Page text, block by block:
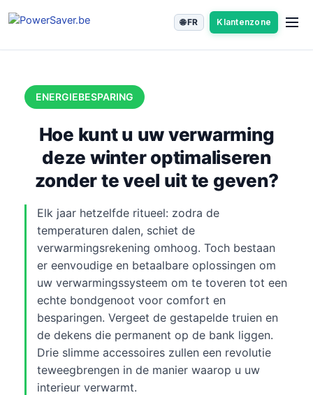
naar
🌐 FR Klantenzone
ENERGIEBESPARING
Hoe kunt u uw verwarming
deze winter optimaliseren
zonder te veel uit te geven?
Elk jaar hetzelfde ritueel: zodra de
temperaturen dalen, schiet de
verwarmingsrekening omhoog. Toch bestaan
er eenvoudige en betaalbare oplossingen om
uw verwarmingssysteem om te toveren tot een
echte bondgenoot voor comfort en
besparingen. Vergeet de gestapelde truien en
de dekens die permanent op de bank liggen.
Drie slimme accessoires zullen een revolutie
teweegbrengen in de manier waarop u uw
interieur verwarmt.